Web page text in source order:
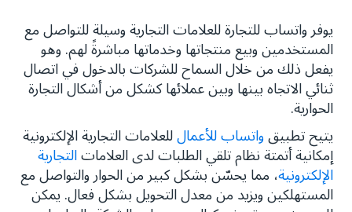
المبيعات المدعومة
التجارة المبنية على الحوار
كيفية الامتثال لسياسة التجارة عبر واتساب
كيفية البدء التجارة عبر واتساب
يوفر واتساب للتجارة للعلامات التجارية وسيلة للتواصل مع
المستخدمين وبيع منتجاتها وخدماتها مباشرةً لهم. وهو
يفعل ذلك من خلال السماح للشركات بالدخول في اتصال
ثنائي الاتجاه بينها وبين عملائها كشكل من أشكال التجارة
الحوارية.
يتيح تطبيقواتساب للأعمالللعلامات التجارية الإلكترونية
إمكانية أتمتة نظام تلقي الطلبات لدى العلاماتالتجارية
الإلكترونية، مما يحسّن بشكل كبير من الحوار والتواصل مع
المستهلكين ويزيد من معدل التحويل بشكل فعال. يمكن